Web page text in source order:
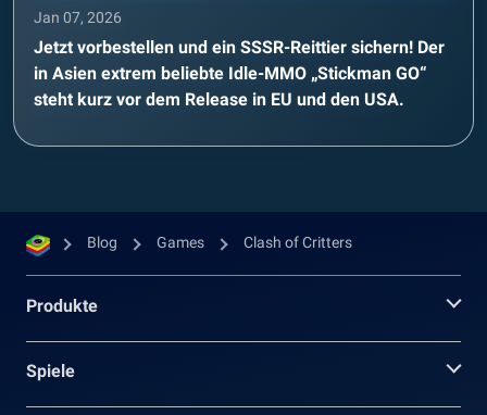
Jan 07, 2026
Jetzt vorbestellen und ein SSSR-Reittier sichern! Der
in Asien extrem beliebte Idle-MMO „Stickman GO“
steht kurz vor dem Release in EU und den USA.
Blog Games Clash of Critters
Produkte
Spiele